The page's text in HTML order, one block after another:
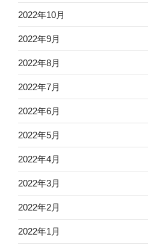
2022年10月
2022年9月
2022年8月
2022年7月
2022年6月
2022年5月
2022年4月
2022年3月
2022年2月
2022年1月